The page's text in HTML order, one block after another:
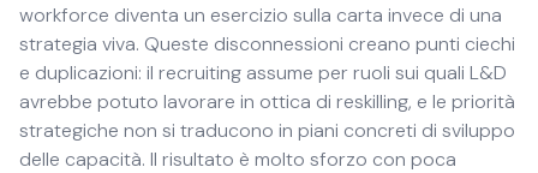
workforce diventa un esercizio sulla carta invece di una
strategia viva. Queste disconnessioni creano punti ciechi
e duplicazioni: il recruiting assume per ruoli sui quali L&D
avrebbe potuto lavorare in ottica di reskilling, e le priorità
strategiche non si traducono in piani concreti di sviluppo
delle capacità. Il risultato è molto sforzo con poca